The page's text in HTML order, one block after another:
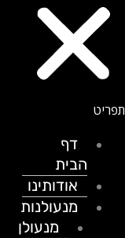
דף
הבית
אודותינו
מנעולנות
מנעולן